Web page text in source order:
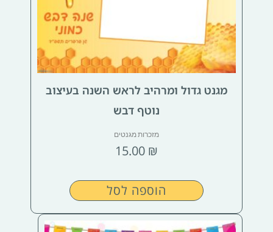
מגנט גדול ומרהיב לראש השנה בעיצוב
נוטף דבש
מזכרות מגנטים
15.00 ₪
הוספה לסל